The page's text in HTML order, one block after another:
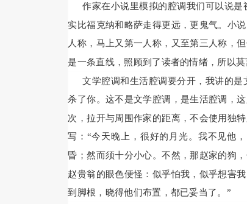
作家在小说里模拟的腔调我们可以说
实比福克纳和略萨走得更远，更鬼气。小
人称，马上又第一人称，又至第三人称，
是一条直线，照顾到了读者的情绪，所以
文学腔调和生活腔调要分开，我讲的
杀了你。这不是文学腔调，是生活腔调，
次，拉开与周围作家的距离，不会使用独
写：“今天晚上，很好的月光。我不见他
昏；然而须十分小心。不然，那赵家的狗
赵贵翁的眼色便怪：似乎怕我，似乎想害
到脚根，晓得他们布置，都已妥当了。”